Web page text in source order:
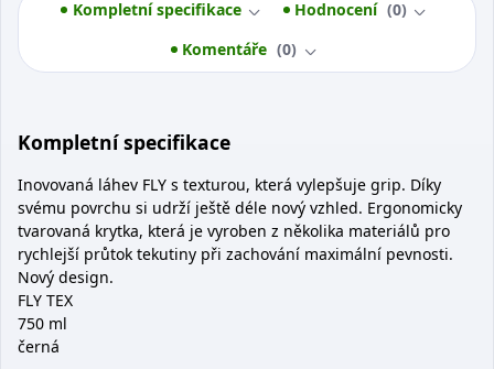
Kompletní specifikace Hodnocení
0
Komentáře
0
Kompletní specifikace
Inovovaná láhev FLY s texturou, která vylepšuje grip. Díky
svému povrchu si udrží ještě déle nový vzhled. Ergonomicky
tvarovaná krytka, která je vyroben z několika materiálů pro
rychlejší průtok tekutiny při zachování maximální pevnosti.
Nový design.
FLY TEX
750 ml
černá